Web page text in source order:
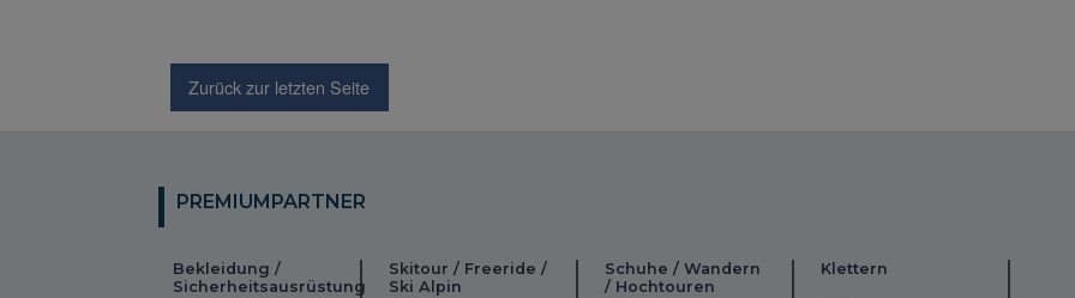
Zurück zur letzten Seite
PREMIUMPARTNER
Bekleidung /
Sicherheitsausrüstung
Skitour / Freeride /
Ski Alpin
Schuhe / Wandern
/ Hochtouren
Klettern